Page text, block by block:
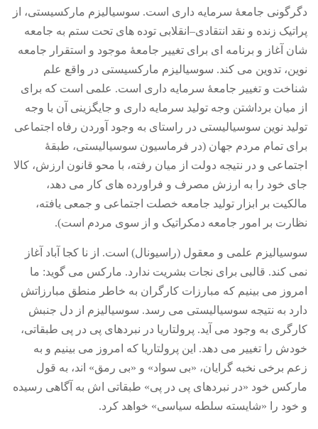
دگرگونی جامعۀ سرمایه داری است. سوسیالیزم مارکسیستی، از
پراتیک زنده و نقد انتقادی– انقلابی توده های تحت ستم به جامعه
شان آغاز و برنامه ای برای تغییر جامعۀ موجود و استقرار جامعه
نوین، تدوین می کند. سوسیالیزم مارکسیستی در واقع علم
شناخت و تغییر جامعۀ سرمایه داری است. علمی است که برای
از میان برداشتن وجه تولید سرمایه داری و جایگزینی آن با وجه
تولید نوین سوسیالیستی در راستای به وجود آوردن رفاه اجتماعی
برای تمام مردم جهان (در فرماسیون سوسیالیستی، طبقۀ
اجتماعی و در نتیجه دولت از میان رفته، با محو قانون ارزش، کالا
جای خود را به ارزش مصرف و فراورده های کار می دهد،
مالکیت بر ابزار تولید جامعه خصلت اجتماعی و جمعی یافته،
نظارت بر امور جامعه دمکراتیک و از سوی مردم است).
سوسیالیزم علمی و معقول (راسیونال) است. از نا کجا آباد آغاز
نمی کند. قالبی برای نجات بشریت ندارد. مارکس می گوید: ما
امروز می بینیم که مبارزات کارگران به خاطر منطق مبارزاتش
دارد به نتیجه سوسیالیستی می رسد. سوسیالیزم از دل جنبش
کارگری به وجود می آید. پرولتاریا در نبردهای پی در پی طبقاتی،
خودش را تغییر می دهد. این پرولتاریا که امروز می بینیم و به
زعم برخی نخبه گرایان، «بی سواد» و «بی رمق» اند، به قول
مارکس خود «در نبردهای پی در پی» طبقاتی اش به آگاهی رسیده
و خود را «شایسته سلطه سیاسی» خواهد کرد.